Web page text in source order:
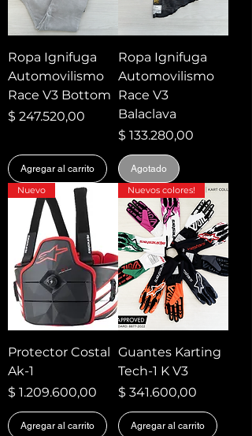
Ropa Ignifuga
Automovilismo
Race V3 Bottom
Precio
$ 247.520,00
Agregar al carrito
Ropa Ignifuga
Automovilismo
Race V3
Balaclava
Precio
$ 133.280,00
Agotado
Nuevo
Protector Costal
Ak-1
Precio
$ 1.209.600,00
Agregar al carrito
Nuevos colores!
Guantes Karting
Tech-1 K V3
Precio
$ 341.600,00
Agregar al carrito